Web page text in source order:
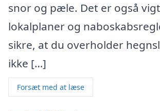
snor og pæle. Det er også
lokalplaner og
sikre, at du overholder
ikke […]
Forsæt med at læse